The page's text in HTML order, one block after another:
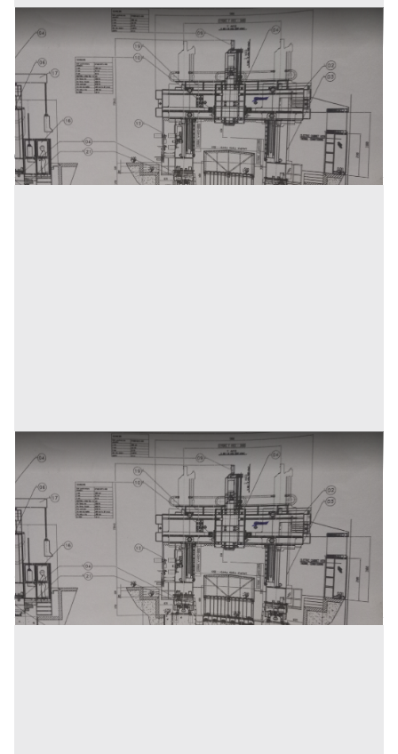
Progetto completo costruzione gantry
Inserito il: 15/07/2025
Torino
Annuncio scaduto
Prezzo
1.000 €
Codice annuncio: 1332847280
Fresatrice portale gantry e tornio
verticale,progetti.
Inserito il: 07/07/2025
Torino
Annuncio scaduto
Prezzo
1.000 €
Codice annuncio:1732874585